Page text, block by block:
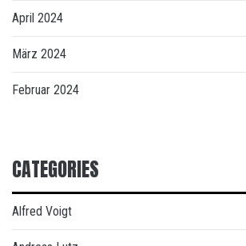
April 2024
März 2024
Februar 2024
CATEGORIES
Alfred Voigt